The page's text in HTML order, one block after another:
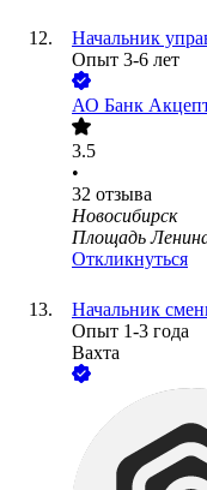
Начальник
Опыт 3-6 лет
АО Банк
3.5
•
32 отзыва
Новосибирск
Площадь
Откликнуться
Начальник
Опыт 1-3 года
Вахта